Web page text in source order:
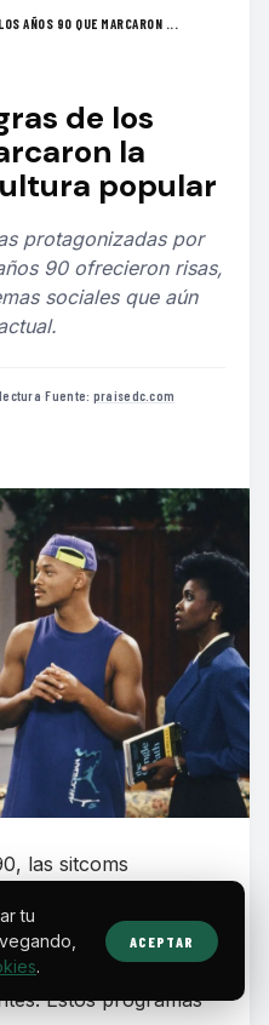
AÑOS 90 QUE MARCARON ...
de los
la
popular
protagonizadas por
90 ofrecieron risas,
sociales que aún
·Fuente: praisedc.com
las sitcoms
un fenómeno
valores familiares y
Estos programas
tu
.
ACEPTAR